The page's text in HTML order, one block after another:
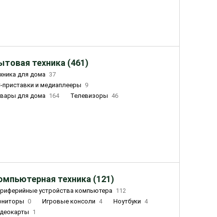
техника (461)
для дома 37
приставки и медиаплееры
9
для дома 164 Телевизоры 46
техника (121)
устройства компьютера 112
0 Игровые консоли 4 Ноутбуки 4
1